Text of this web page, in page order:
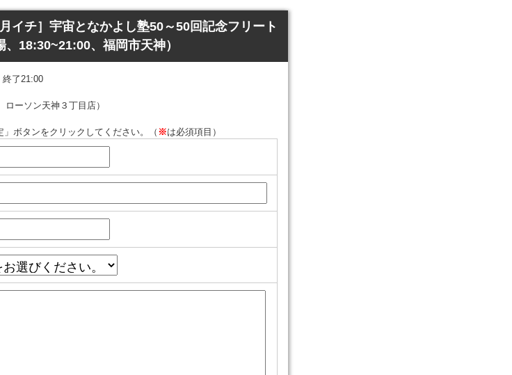
イチ］宇宙となかよし塾50～50回記念フリート
18:30~21:00、福岡市天神）
終了21:00
ソン天神３丁目店）
ボタンをクリックしてください。（ ※は必須項目）